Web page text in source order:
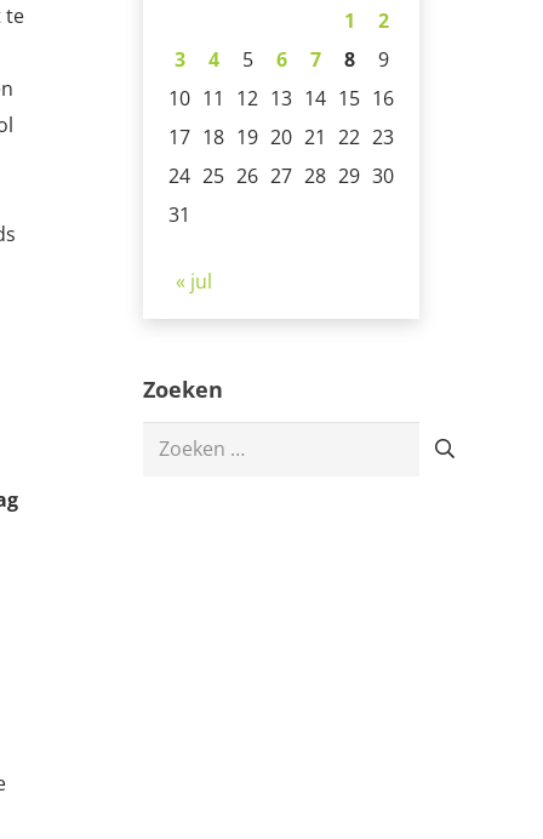
te
1
2
3
4 5 6 7 8
9
10 11 12 13 14 15 16
17 18 19 20 21 22 23
24 25 26 27 28 29 30
31
« jul
Zoeken
Zoeken